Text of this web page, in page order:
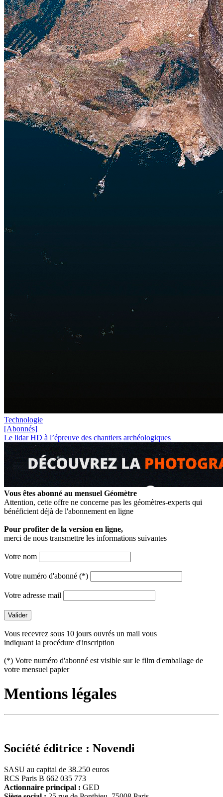
Technologie
[Abonnés]
Le lidar HD à l’épreuve des chantiers archéologiques
Vous êtes abonné au mensuel Géomètre
Attention, cette offre ne concerne pas les géomètres-experts qui
bénéficient déjà de l'abonnement en ligne
Pour profiter de la version en ligne,
merci de nous transmettre les informations suivantes
Votre nom
Votre numéro d'abonné (*)
Votre adresse mail
Vous recevrez sous 10 jours ouvrés un mail vous
indiquant la procédure d'inscription
(*) Votre numéro d'abonné est visible sur le film d'emballage de
votre mensuel papier
Mentions légales
Société éditrice : Novendi
SASU au capital de 38.250 euros
RCS Paris B 662 035 773
Actionnaire principal : GED